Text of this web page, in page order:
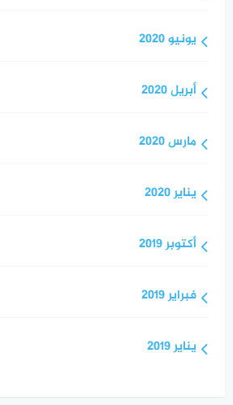
يونيو 2020
أبريل 2020
مارس 2020
يناير 2020
أكتوبر 2019
فبراير 2019
يناير 2019